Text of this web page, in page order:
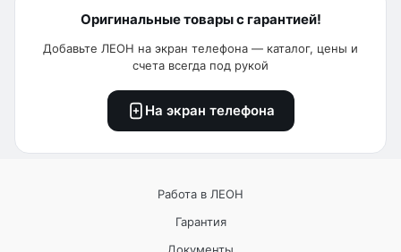
Оригинальные товары с гарантией!
Добавьте ЛЕОН на экран телефона — каталог, цены и
счета всегда под рукой
На экран телефона
Работа в ЛЕОН
Гарантия
Документы